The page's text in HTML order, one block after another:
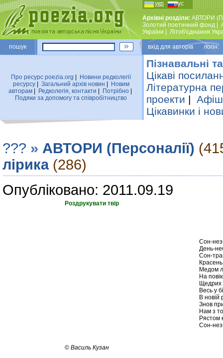
укр рус
Архівні розділи: АВТОРИ
Золотий поетичний фонд
України
Лiтоб'єднання
пошук вхiд для авторiв логін:
Про ресурс poezia.org
Новини редколегiї
ресурсу| Загальний архiв новин
Новим
авторам
Редколегiя, контакти Потрiбно
Подяки за допомогу та співробітництво
Пізнавальні
Цікаві
Літературна
проекти |
Цікавинки і
??? » АВТОРИ (Персоналії)
лірика (286)
Опубліковано: 2011.09.19
Роздрукувати твір
Сон-
День-
Сон-
Медом
На
Щедрих
Весь у
В новій
Знов
Нам з
Рястом
Сон-
© Василь Кузан